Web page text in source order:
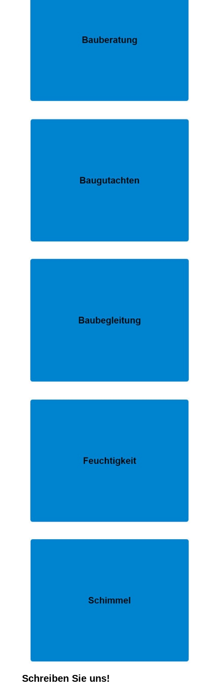
Schreiben Sie uns!